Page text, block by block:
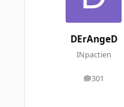
DErAngeD
INpactien
301
messages